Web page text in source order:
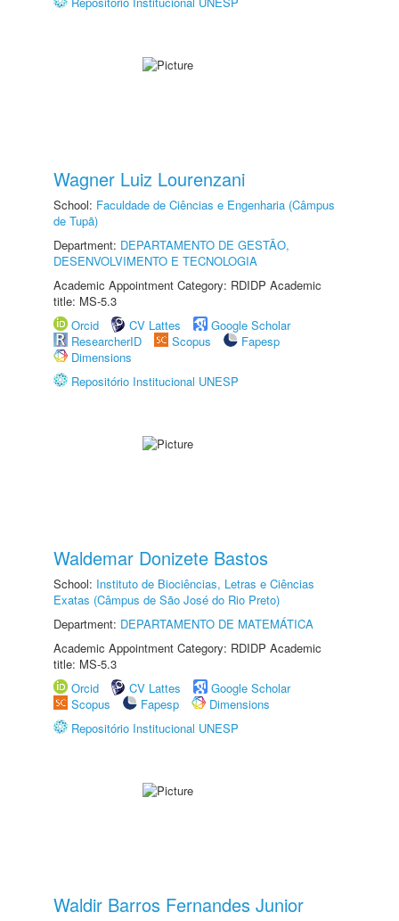
Wagner Luiz Lourenzani
School: Faculdade de Ciências e Engenharia (Câmpus
de Tupã)
Department: DEPARTAMENTO DE GESTÃO,
DESENVOLVIMENTO E TECNOLOGIA
Academic Appointment Category: RDIDP Academic
title: MS-5.3
Orcid
CV Lattes
Google Scholar
ResearcherID
Scopus
Fapesp
Dimensions
Repositório Institucional UNESP
Waldemar Donizete Bastos
School: Instituto de Biociências, Letras e Ciências
Exatas (Câmpus de São José do Rio Preto)
Department: DEPARTAMENTO DE MATEMÁTICA
Academic Appointment Category: RDIDP Academic
title: MS-5.3
Orcid
CV Lattes
Google Scholar
Scopus
Fapesp
Dimensions
Repositório Institucional UNESP
Waldir Barros Fernandes Junior